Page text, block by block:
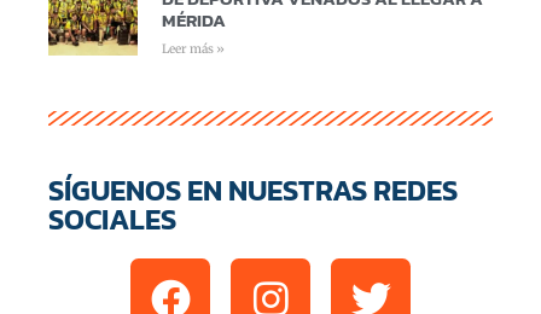
MÉRIDA
Leer más »
SÍGUENOS EN NUESTRAS REDES
SOCIALES